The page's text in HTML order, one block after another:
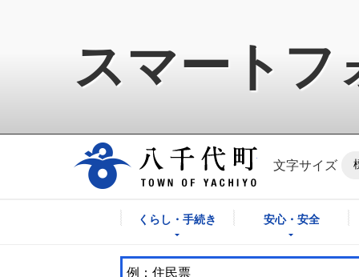
スマートフ
八千代町公式ホ
文字サイズ
くらし・手続き 安心・安全